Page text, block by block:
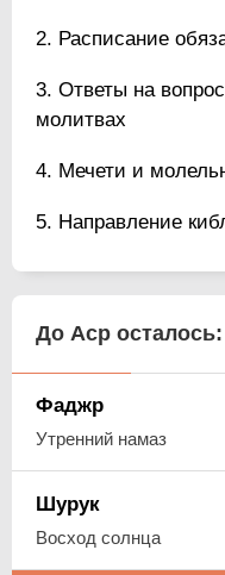
Расписание
Ответы на
молитвах
Мечети и
Направление
До Аср осталось:
Фаджр
Утренний намаз
Шурук
Восход солнца